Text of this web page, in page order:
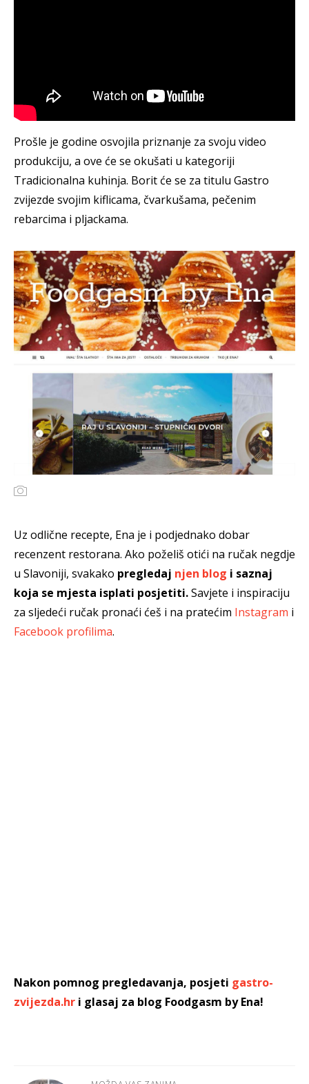
Prošle je godine osvojila priznanje za svoju video
produkciju, a ove će se okušati u kategoriji
Tradicionalna kuhinja. Borit će se za titulu Gastro
zvijezde svojim kiflicama, čvarkušama, pečenim
rebarcima i pljackama.
Uz odlične recepte, Ena je i podjednako dobar
recenzent restorana. Ako poželiš otići na ručak negdje
u Slavoniji, svakako pregledaj njen blog i saznaj
koja se mjesta isplati posjetiti.Savjete i inspiraciju
za sljedeći ručak pronaći ćeš i na pratećim Instagram i
Facebook profilima.
Nakon pomnog pregledavanja, posjeti gastro-
zvijezda.hr i glasaj za blog Foodgasm by Ena!